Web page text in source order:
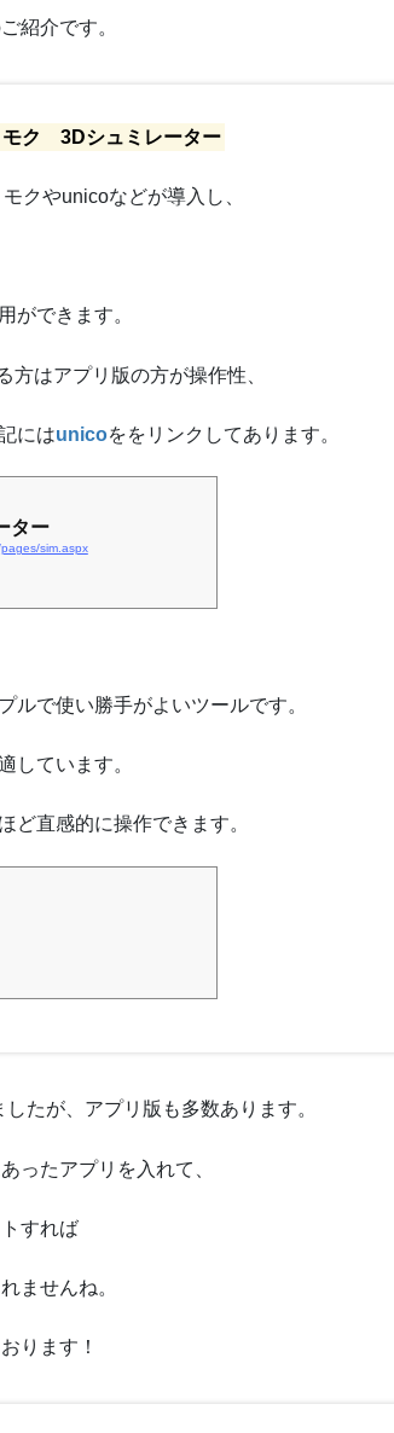
紹介です。
ク 3Dシュミレーター
クやunicoなどが導入し、
ができます。
はアプリ版の方が操作性、
にはunicoををリンクしてあります。
ター
sim.aspx
ルで使い勝手がよいツールです。
しています。
ど直感的に操作できます。
たが、アプリ版も多数あります。
ったアプリを入れて、
すれば
ませんね。
ります！